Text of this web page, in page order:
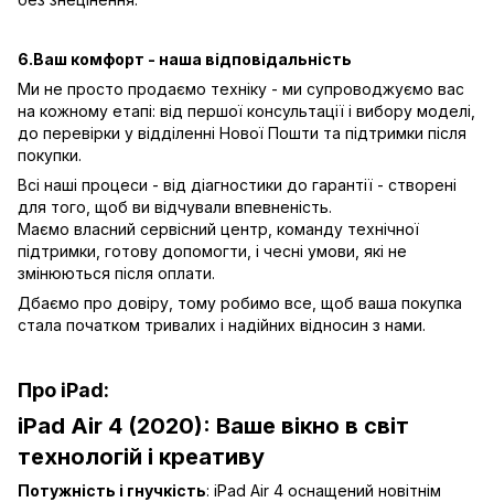
6.Ваш комфорт - наша відповідальність
Ми не просто продаємо техніку - ми супроводжуємо вас
на кожному етапі: від першої консультації і вибору моделі,
до перевірки у відділенні Нової Пошти та підтримки після
покупки.
Всі наші процеси - від діагностики до гарантії - створені
для того, щоб ви відчували впевненість.
Маємо власний сервісний центр, команду технічної
підтримки, готову допомогти, і чесні умови, які не
змінюються після оплати.
Дбаємо про довіру, тому робимо все, щоб ваша покупка
стала початком тривалих і надійних відносин з нами.
Про iPad:
iPad Air 4 (2020): Ваше вікно в світ
технологій і креативу
Потужність і гнучкість: iPad Air 4 оснащений новітнім